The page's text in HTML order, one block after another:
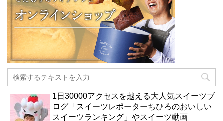
1日30000アクセスを越える大人気スイーツブ
ログ「スイーツレポーターちひろのおいしい
スイーツランキング」やスイーツ動画